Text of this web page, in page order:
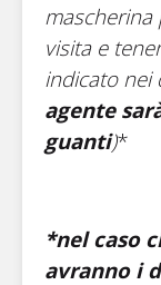
visita e
indicato nei
agente
guanti)*
*nel caso
avranno i